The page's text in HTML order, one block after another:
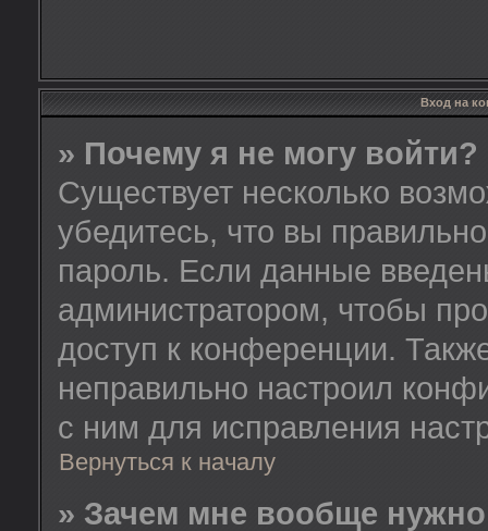
Вход на
» Почему я не могу войти?
Существует несколько
убедитесь, что вы
пароль. Если данные
администратором, чтобы
доступ к конференции.
неправильно настроил
с ним для исправления
Вернуться к началу
» Зачем мне вообще нужно